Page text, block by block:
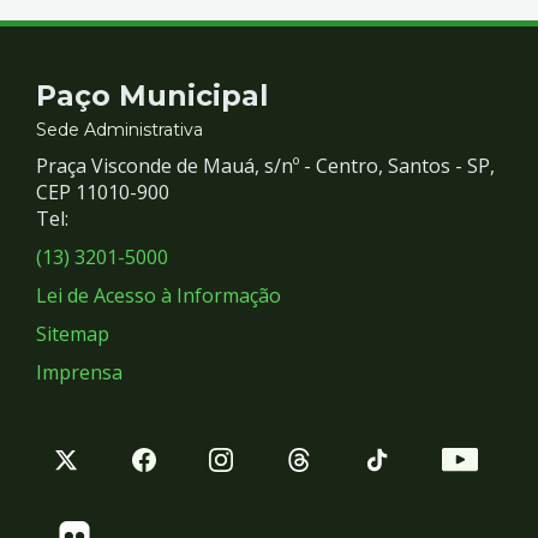
Contato
e
Redes
Sociais
Paço Municipal
Sede Administrativa
Praça Visconde de Mauá, s/nº - Centro, Santos - SP,
CEP 11010-900
Tel:
(13) 3201-5000
Lei de Acesso à Informação
Sitemap
Imprensa